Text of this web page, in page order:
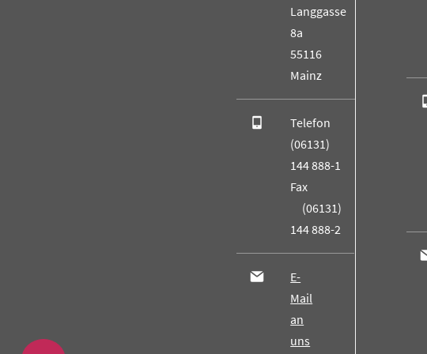
Langgasse
8a
55116
Mainz
Telefon
(06131)
144 888-1
Fax
(06131)
144 888-2
E-
Mail
an
uns